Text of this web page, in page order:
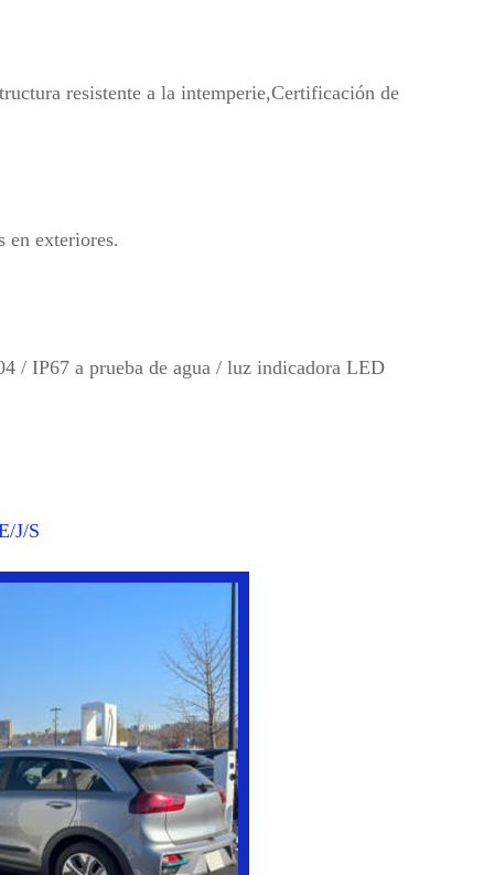
resistente a la intemperie,Certificación de
en exteriores.
/ IP67 a prueba de agua / luz indicadora LED
J/S